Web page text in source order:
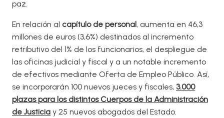
paz.
En relación al capítulo de personal, aumenta en 46,3
millones de euros (3,6%) destinados al incremento
retributivo del 1% de los funcionarios, el despliegue de
las oficinas judicial y fiscal y a un notable incremento
de efectivos mediante Oferta de Empleo Público. Así,
se incorporarán 100 nuevos jueces y fiscales, 3.000
plazas para los distintos Cuerpos de la Administración
de Justicia y 25 nuevos abogados del Estado.